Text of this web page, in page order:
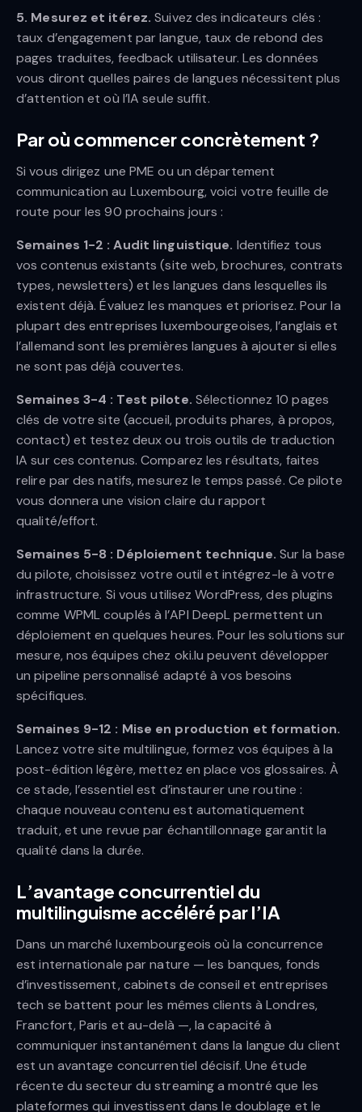
5. Mesurez et itérez. Suivez des indicateurs clés :
taux d’engagement par langue, taux de rebond des
pages traduites, feedback utilisateur. Les données
vous diront quelles paires de langues nécessitent plus
d’attention et où l’IA seule suffit.
Par où commencer concrètement ?
Si vous dirigez une PME ou un département
communication au Luxembourg, voici votre feuille de
route pour les 90 prochains jours :
Semaines 1-2 : Audit linguistique. Identifiez tous
vos contenus existants (site web, brochures, contrats
types, newsletters) et les langues dans lesquelles ils
existent déjà. Évaluez les manques et priorisez. Pour la
plupart des entreprises luxembourgeoises, l’anglais et
l’allemand sont les premières langues à ajouter si elles
ne sont pas déjà couvertes.
Semaines 3-4 : Test pilote. Sélectionnez 10 pages
clés de votre site (accueil, produits phares, à propos,
contact) et testez deux ou trois outils de traduction
IA sur ces contenus. Comparez les résultats, faites
relire par des natifs, mesurez le temps passé. Ce pilote
vous donnera une vision claire du rapport
qualité/effort.
Semaines 5-8 : Déploiement technique. Sur la base
du pilote, choisissez votre outil et intégrez-le à votre
infrastructure. Si vous utilisez WordPress, des plugins
comme WPML couplés à l’API DeepL permettent un
déploiement en quelques heures. Pour les solutions sur
mesure, nos équipes chez oki.lu peuvent développer
un pipeline personnalisé adapté à vos besoins
spécifiques.
Semaines 9-12 : Mise en production et formation.
Lancez votre site multilingue, formez vos équipes à la
post-édition légère, mettez en place vos glossaires. À
ce stade, l’essentiel est d’instaurer une routine :
chaque nouveau contenu est automatiquement
traduit, et une revue par échantillonnage garantit la
qualité dans la durée.
L’avantage concurrentiel du
multilinguisme accéléré par l’IA
Dans un marché luxembourgeois où la concurrence
est internationale par nature — les banques, fonds
d’investissement, cabinets de conseil et entreprises
tech se battent pour les mêmes clients à Londres,
Francfort, Paris et au-delà —, la capacité à
communiquer instantanément dans la langue du client
est un avantage concurrentiel décisif. Une étude
récente du secteur du streaming a montré que les
plateformes qui investissent dans le doublage et le